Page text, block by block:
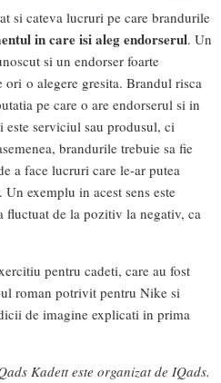
si cateva lucruri pe care brandurile
in care isi aleg endorserul. Un
si un endorser foarte
ori o alegere gresita. Brandul risca
pe care o are endorserul si in
este serviciul sau produsul, ci
brandurile trebuie sa fie
a face lucruri care le-ar putea
exemplu in acest sens este
de la pozitiv la negativ, ca
pentru cadeti, care au fost
ul roman potrivit pentru Nike si
de imagine explicati in prima
Kadett este organizat de IQads.